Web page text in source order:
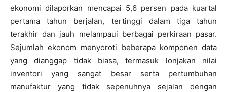
ekonomi dilaporkan mencapai 5,6 persen pada kuartal
pertama tahun berjalan, tertinggi dalam tiga tahun
terakhir dan jauh melampaui berbagai perkiraan pasar.
Sejumlah ekonom menyoroti beberapa komponen data
yang dianggap tidak biasa, termasuk lonjakan nilai
inventori yang sangat besar serta pertumbuhan
manufaktur yang tidak sepenuhnya sejalan dengan